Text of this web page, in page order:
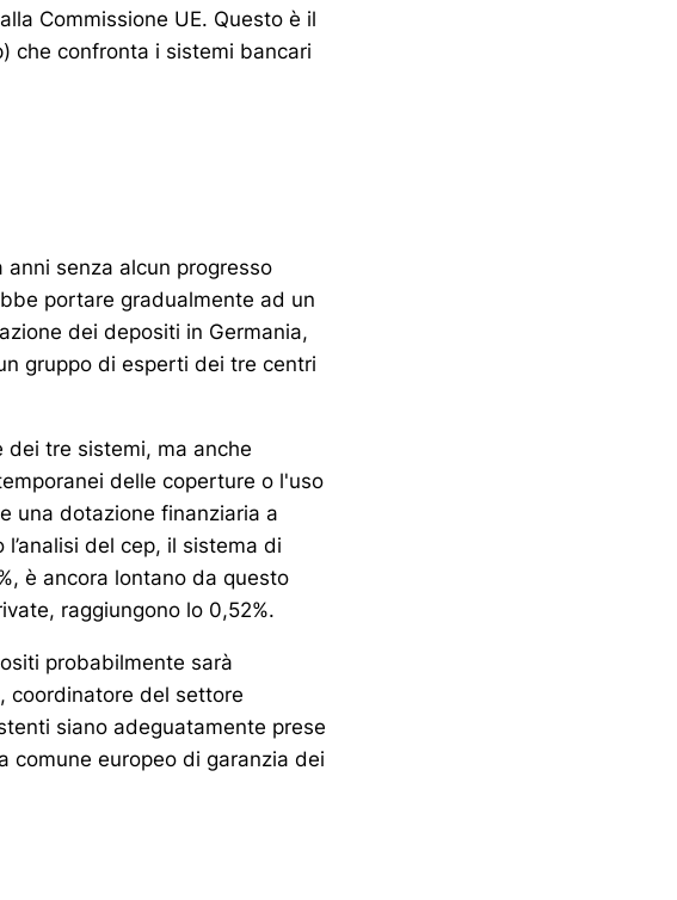
Commissione UE. Questo è il
che confronta i sistemi bancari
anni senza alcun progresso
portare gradualmente ad un
dei depositi in Germania,
gruppo di esperti dei tre centri
tre sistemi, ma anche
delle coperture o l'uso
una dotazione finanziaria a
del cep, il sistema di
è ancora lontano da questo
raggiungono lo 0,52%.
probabilmente sarà
coordinatore del settore
siano adeguatamente prese
comune europeo di garanzia dei